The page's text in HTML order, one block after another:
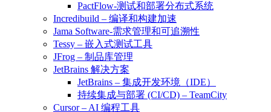
PactFlow-测试和部署分布式系统
Incredibuild – 编译和构建加速
Jama Software-需求管理和可追溯性
Tessy – 嵌入式测试工具
JFrog – 制品库管理
JetBrains 解决方案
JetBrains – 集成开发环境（IDE）
持续集成与部署 (CI/CD) – TeamCity
Cursor – AI 编程工具